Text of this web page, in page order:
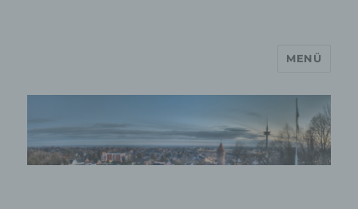
MP Mario Porten Beratung
Training Coaching
MENÜ